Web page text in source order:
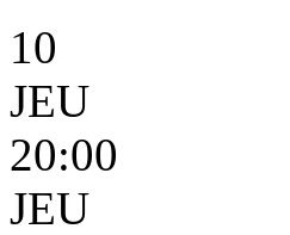
10
JEU
20:00
JEU